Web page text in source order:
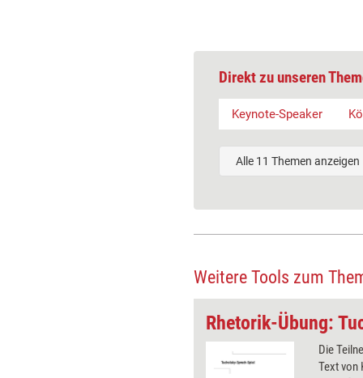
Direkt zu unseren
Keynote-Speaker
Alle 11 Themen anzeigen
Weitere Tools zum
Die
Text von